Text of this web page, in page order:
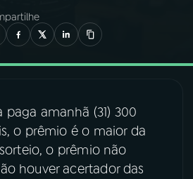
paga amanhã (31) 300
o prêmio é o maior da
o prêmio não
houver acertador das